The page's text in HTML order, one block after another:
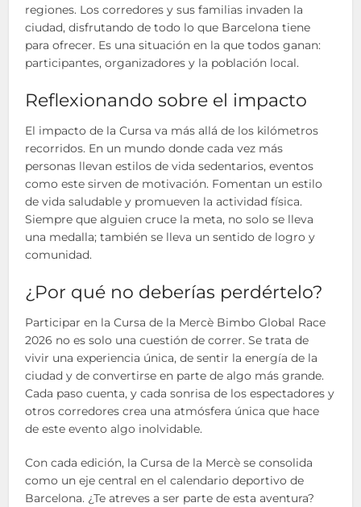
regiones. Los corredores y sus familias invaden la
ciudad, disfrutando de todo lo que Barcelona tiene
para ofrecer. Es una situación en la que todos ganan:
participantes, organizadores y la población local.
Reflexionando sobre el impacto
El impacto de la Cursa va más allá de los kilómetros
recorridos. En un mundo donde cada vez más
personas llevan estilos de vida sedentarios, eventos
como este sirven de motivación. Fomentan un estilo
de vida saludable y promueven la actividad física.
Siempre que alguien cruce la meta, no solo se lleva
una medalla; también se lleva un sentido de logro y
comunidad.
¿Por qué no deberías perdértelo?
Participar en la Cursa de la Mercè Bimbo Global Race
2026 no es solo una cuestión de correr. Se trata de
vivir una experiencia única, de sentir la energía de la
ciudad y de convertirse en parte de algo más grande.
Cada paso cuenta, y cada sonrisa de los espectadores y
otros corredores crea una atmósfera única que hace
de este evento algo inolvidable.
Con cada edición, la Cursa de la Mercè se consolida
como un eje central en el calendario deportivo de
Barcelona. ¿Te atreves a ser parte de esta aventura?